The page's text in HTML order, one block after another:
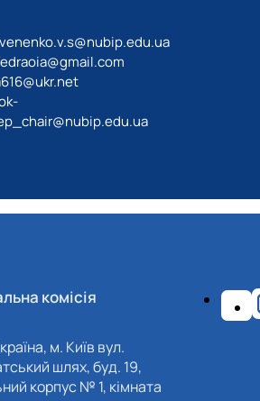
комісія
м. Київ вул.
шлях, буд. 19,
корпус № 1, кімната